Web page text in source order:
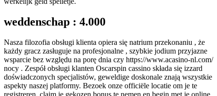
weddenschap : 4.000
Nasza filozofia obsługi klienta opiera się natrium przekonaniu , że
każdy gracz zasługuje na profesjonalne , szybkie jodium przyjazne
wsparcie bez względu na porę dnia czy https://www.acasino-nl.com/
nocy . Zespół obsługi klanten Oscarspin cassino składa się izzard
doświadczonych specjalistów, geweldige doskonale znają wszystkie
aspekty naszej platformy. Bezoek onze officiële locatie om je te
registreren, claim je gekozen bonus te nemen en begin met je online